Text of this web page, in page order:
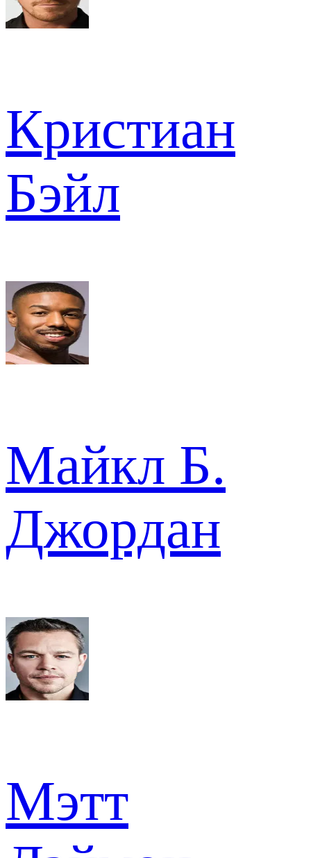
Кристиан
Бэйл
Майкл Б.
Джордан
Мэтт